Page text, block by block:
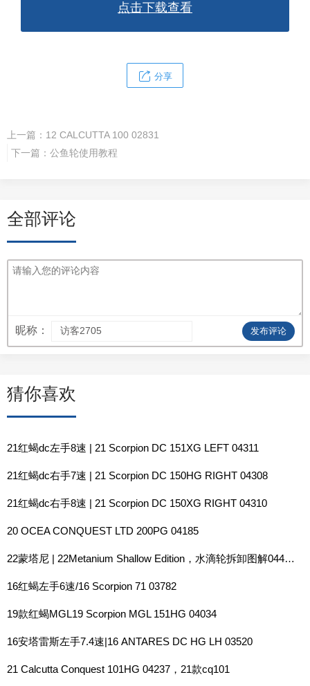
点击下载查看
分享
上一篇： 12 CALCUTTA 100 02831
下一篇： 公鱼轮使用教程
全部评论
昵称： 发布评论
猜你喜欢
21红蝎dc左手8速 | 21 Scorpion DC 151XG LEFT 04311
21红蝎dc右手7速 | 21 Scorpion DC 150HG RIGHT 04308
21红蝎dc右手8速 | 21 Scorpion DC 150XG RIGHT 04310
20 OCEA CONQUEST LTD 200PG 04185
22蒙塔尼 | 22Metanium Shallow Edition，水滴轮拆卸图解044785
16红蝎左手6速/16 Scorpion 71 03782
19款红蝎MGL19 Scorpion MGL 151HG 04034
16安塔雷斯左手7.4速|16 ANTARES DC HG LH 03520
21 Calcutta Conquest 101HG 04237，21款cq101